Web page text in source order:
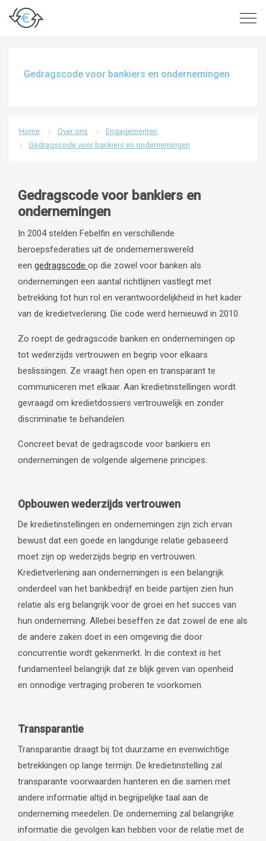
Gedragscode voor bankiers en ondernemingen
Home Over ons
Engagementen
Gedragscode voor bankiers en ondernemingen
Gedragscode voor bankiers en
ondernemingen
In 2004 stelden Febelfin en verschillende
beroepsfederaties uit de ondernemerswereld
een gedragscode op die zowel voor banken als
ondernemingen een aantal richtlijnen vastlegt met
betrekking tot hun rol en verantwoordelijkheid in het kader
van de kredietverlening. Die code werd hernieuwd in 2010.
Zo roept de gedragscode banken en ondernemingen op
tot wederzijds vertrouwen en begrip voor elkaars
beslissingen. Ze vraagt hen open en transparant te
communiceren met elkaar. Aan kredietinstellingen wordt
gevraagd om kredietdossiers vertrouwelijk en zonder
discriminatie te behandelen.
Concreet bevat de gedragscode voor bankiers en
ondernemingen de volgende algemene principes:
Opbouwen wederzijds vertrouwen
De kredietinstellingen en ondernemingen zijn zich ervan
bewust dat een goede en langdurige relatie gebaseerd
moet zijn op wederzijds begrip en vertrouwen.
Kredietverlening aan ondernemingen is een belangrijk
onderdeel van het bankbedrijf en beide partijen zien hun
relatie als erg belangrijk voor de groei en het succes van
hun onderneming. Allebei beseffen ze dat zowel de ene als
de andere zaken doet in een omgeving die door
concurrentie wordt gekenmerkt. In die context is het
fundamenteel belangrijk dat ze blijk geven van openheid
en onnodige vertraging proberen te voorkomen.
Transparantie
Transparantie draagt bij tot duurzame en evenwichtige
betrekkingen op lange termijn. De kredietinstelling zal
transparante voorwaarden hanteren en die samen met
andere informatie altijd in begrijpelijke taal aan de
onderneming meedelen. De onderneming zal belangrijke
informatie die gevolgen kan hebben voor de relatie met de